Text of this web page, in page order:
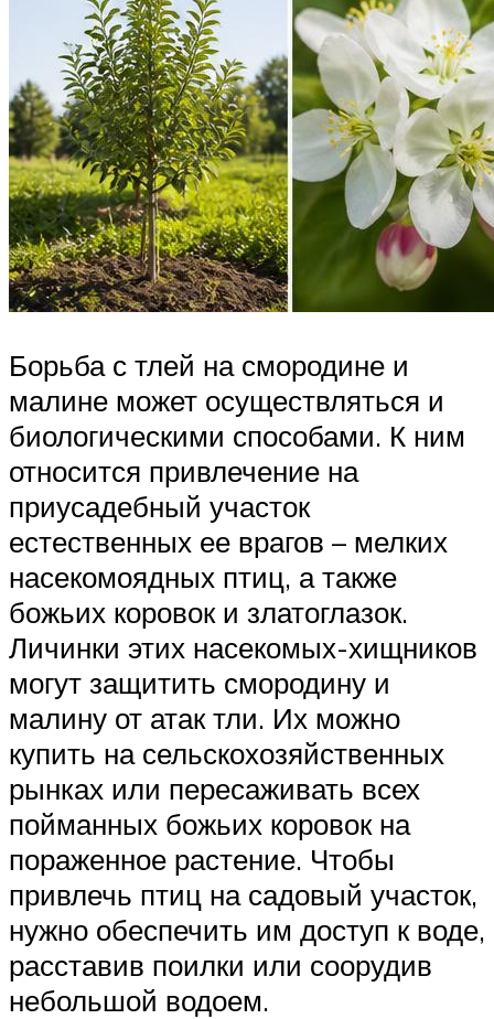
Борьба с тлей на смородине и
малине может осуществляться и
биологическими способами. К ним
относится привлечение на
приусадебный участок
естественных ее врагов – мелких
насекомоядных птиц, а также
божьих коровок и златоглазок.
Личинки этих насекомых-хищников
могут защитить смородину и
малину от атак тли. Их можно
купить на сельскохозяйственных
рынках или пересаживать всех
пойманных божьих коровок на
пораженное растение. Чтобы
привлечь птиц на садовый участок,
нужно обеспечить им доступ к воде,
расставив поилки или соорудив
небольшой водоем.